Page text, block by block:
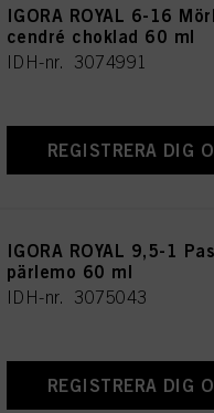
IGORA ROYAL 6-16
cendré choklad 60 ml
IDH-nr. 3074991
REGISTRERA DIG
IGORA ROYAL 9,5-1
pärlemo 60 ml
IDH-nr. 3075043
REGISTRERA DIG